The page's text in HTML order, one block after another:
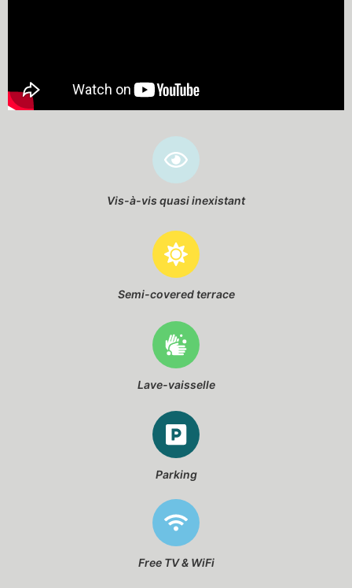
Vis-à-vis quasi inexistant
Semi-covered terrace
Lave-vaisselle
Parking
Free TV & WiFi